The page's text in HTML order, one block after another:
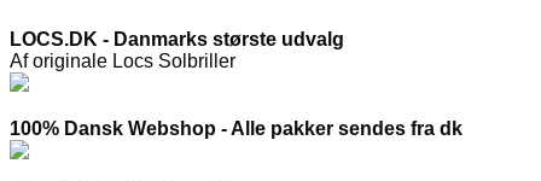
LOCS.DK - Danmarks største udvalg
Af originale Locs Solbriller
100% Dansk Webshop - Alle pakker sendes fra dk